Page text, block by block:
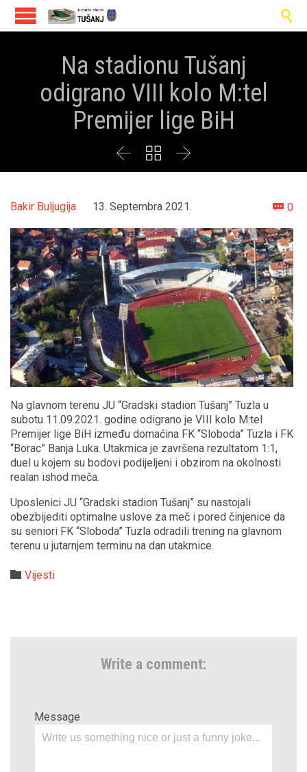

Na stadionu Tušanj
odigrano VIII kolo M:tel
Premijer lige BiH
  
Bakir Buljugija 13. Septembra 2021.  0
Na glavnom terenu JU “Gradski stadion Tušanj” Tuzla u
subotu 11.09.2021. godine odigrano je VIII kolo M:tel
Premijer lige BiH između domaćina FK “Sloboda” Tuzla i FK
“Borac” Banja Luka. Utakmica je završena rezultatom 1:1,
duel u kojem su bodovi podijeljeni i obzirom na okolnosti
realan ishod meča.
Uposlenici JU “Gradski stadion Tušanj” su nastojali
obezbijediti optimalne uslove za meč i pored činjenice da
su seniori FK “Sloboda” Tuzla odradili trening na glavnom
terenu u jutarnjem terminu na dan utakmice.
 Category
Vijesti
Write a comment:
Message